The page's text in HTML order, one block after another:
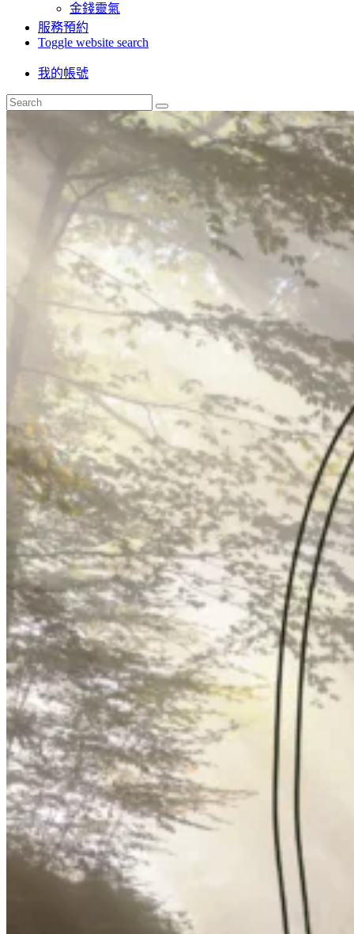
金錢靈氣
服務預約
Toggle website search
我的帳號